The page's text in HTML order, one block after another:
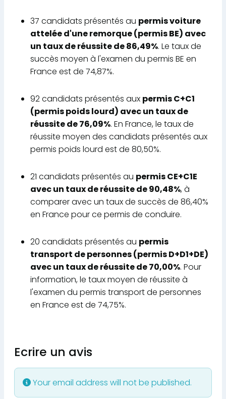
37 candidats présentés au permis voiture
attelée d'une remorque (permis BE) avec
un taux de réussite de 86,49%. Le taux de
succès moyen à l'examen du permis BE en
France est de 74,87%.
92 candidats présentés aux permis C+C1
(permis poids lourd) avec un taux de
réussite de 76,09%. En France, le taux de
réussite moyen des candidats présentés aux
permis poids lourd est de 80,50%.
21 candidats présentés au permis CE+C1E
avec un taux de réussite de 90,48%, à
comparer avec un taux de succès de 86,40%
en France pour ce permis de conduire.
20 candidats présentés au permis
transport de personnes (permis D+D1+DE)
avec un taux de réussite de 70,00%. Pour
information, le taux moyen de réussite à
l'examen du permis transport de personnes
en France est de 74,75%.
Ecrire un avis
Your email address will not be published.